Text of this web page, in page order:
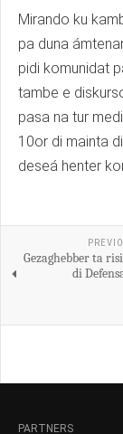
Mirando ku
pa duna
pidi komunidat
tambe e
pasa na tur
10or di mainta
deseá henter
Gezaghebber ta
di
PARTNERS